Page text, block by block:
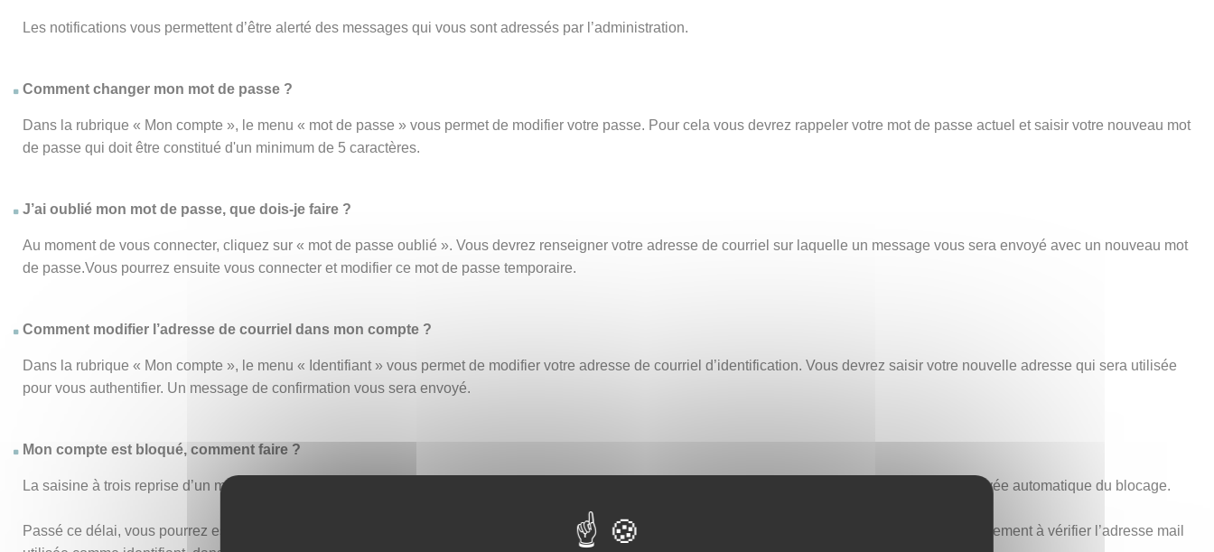
Les notifications vous permettent d’être alerté des messages qui vous sont adressés par l’administration.
Comment changer mon mot de passe ?
Dans la rubrique « Mon compte », le menu « mot de passe » vous permet de modifier votre passe. Pour cela vous devrez rappeler votre mot de passe actuel et saisir votre nouveau mot
de passe qui doit être constitué d'un minimum de 5 caractères.
J’ai oublié mon mot de passe, que dois-je faire ?
Au moment de vous connecter, cliquez sur « mot de passe oublié ». Vous devrez renseigner votre adresse de courriel sur laquelle un message vous sera envoyé avec un nouveau mot
de passe.Vous pourrez ensuite vous connecter et modifier ce mot de passe temporaire.
Comment modifier l’adresse de courriel dans mon compte ?
Dans la rubrique « Mon compte », le menu « Identifiant » vous permet de modifier votre adresse de courriel d’identification. Vous devrez saisir votre nouvelle adresse qui sera utilisée
pour vous authentifier. Un message de confirmation vous sera envoyé.
Mon compte est bloqué, comment faire ?
La saisine à trois reprise d’un mot de passe ou d’un identifiant erroné bloque automatiquement le compte. Un délai de 30 minutes est nécessaire à la levée automatique du blocage.
Passé ce délai, vous pourrez essayer de vous connecter de nouveau ou demander la réinitialisation de votre mot de passe (voir ci-dessus). Pensez également à vérifier l’adresse mail